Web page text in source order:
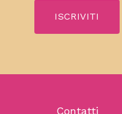
Contatti